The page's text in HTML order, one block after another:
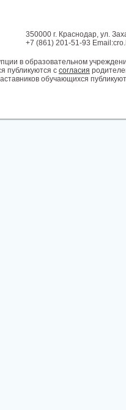
350000 г. Краснодар, ул.
+7 (861) 201-51-93
в образовательном
публикуются с согласия
обучающихся